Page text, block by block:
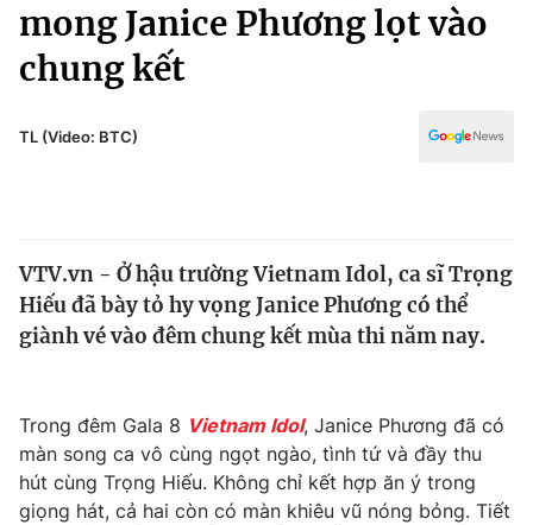
Xã hội
Pháp luật
Thế giới
Tin tức
Câu chuyện quốc tế
Kinh tế
Thị trường
Góc doanh nghiệp
Dữ liệu và đời sống
Truyền hình
Truyền hình
Văn hóa - Giải trí
Y tế
Công nghệ
mong Janice Phương lọt vào
chung kết
TL (Video: BTC)
VTV.vn - Ở hậu trường Vietnam Idol, ca sĩ Trọng
Hiếu đã bày tỏ hy vọng Janice Phương có thể
giành vé vào đêm chung kết mùa thi năm nay.
Trong đêm Gala 8 Vietnam Idol, Janice Phương đã có
màn song ca vô cùng ngọt ngào, tình tứ và đầy thu
hút cùng Trọng Hiếu. Không chỉ kết hợp ăn ý trong
giọng hát, cả hai còn có màn khiêu vũ nóng bỏng. Tiết